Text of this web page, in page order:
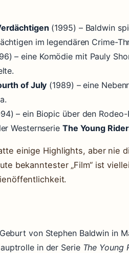
(1995) – Baldwin
im legendären Crime-
– eine Komödie mit Pauly
of July (1989) – eine
– ein Biopic über den
Westernserie The Young
einige Highlights, aber nie
bekanntester „Film“ ist
Geburt von Stephen Baldwin in
in der Serie The Young